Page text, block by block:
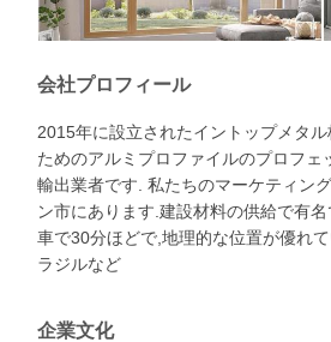
会社プロフィール
2015年に設立されたイントップメタ
ためのアルミプロファイルのプロフェ
輸出業者です. 私たちのマーケティン
ン市にあります.建設材料の供給で有
車で30分ほどで,地理的な位置が優れ
ラジルなど
企業文化